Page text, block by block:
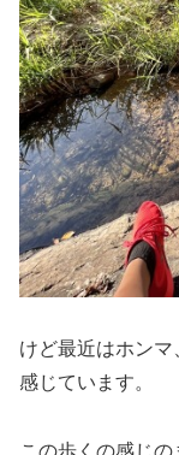
けど最近はホン
感じています。
この歩くの感じの